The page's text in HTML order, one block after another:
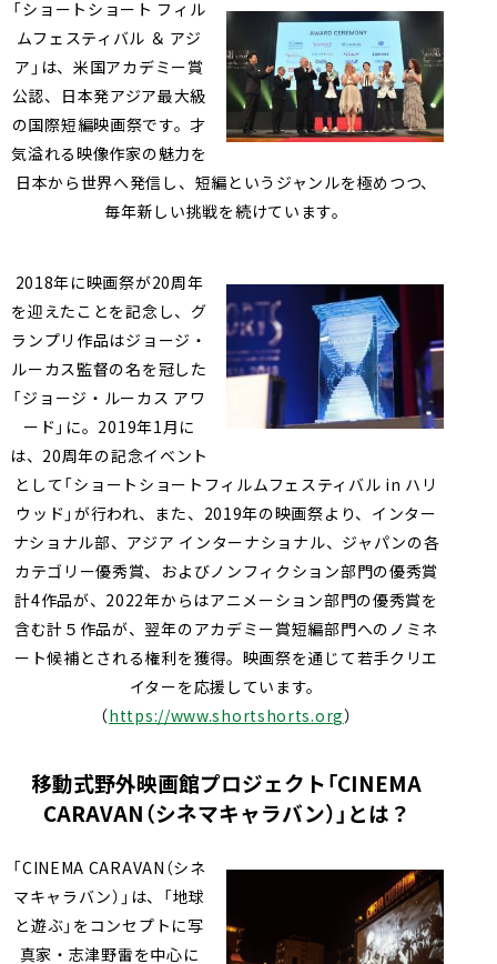
「ショートショート フィル
ムフェスティバル ＆ アジ
ア」は、米国アカデミー賞
公認、日本発アジア最大級
の国際短編映画祭です。才
気溢れる映像作家の魅力を
日本から世界へ発信し、短編というジャンルを極めつつ、
毎年新しい挑戦を続けています。
2018年に映画祭が20周年
を迎えたことを記念し、グ
ランプリ作品はジョージ・
ルーカス監督の名を冠した
「ジョージ・ルーカス アワ
ード」に。2019年1月に
は、20周年の記念イベント
として「ショートショートフィルムフェスティバル in ハリ
ウッド」が行われ、また、2019年の映画祭より、インター
ナショナル部、アジア インターナショナル、ジャパンの各
カテゴリー優秀賞、およびノンフィクション部門の優秀賞
計4作品が、2022年からはアニメーション部門の優秀賞を
含む計５作品が、翌年のアカデミー賞短編部門へのノミネ
ート候補とされる権利を獲得。映画祭を通じて若手クリエ
イターを応援しています。
（ https://www.shortshorts.org ）
移動式野外映画館プロジェクト「CINEMA
CARAVAN（シネマキャラバン）」とは？
「CINEMA CARAVAN（シネ
マキャラバン）」は、「地球
と遊ぶ」をコンセプトに写
真家・志津野雷を中⼼に